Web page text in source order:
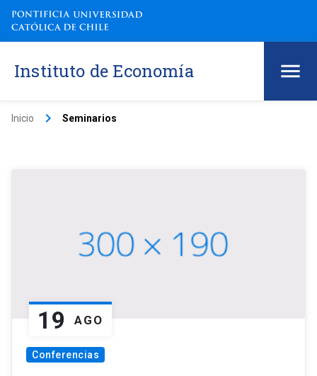
Instituto de Economía
Inicio keyboard_arrow_right Seminarios
19 AGO
Conferencias